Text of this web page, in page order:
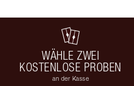
WÄHLE ZWEI
KOSTENLOSE PROBEN
an der Kasse